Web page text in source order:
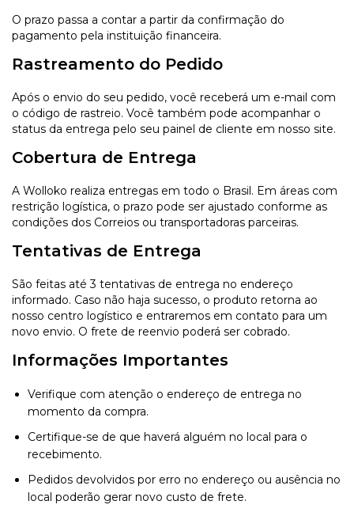
O prazo passa a contar a partir da confirmação do
pagamento pela instituição financeira.
Rastreamento do Pedido
Após o envio do seu pedido, você receberá um e-mail com
o código de rastreio. Você também pode acompanhar o
status da entrega pelo seu painel de cliente em nosso site.
Cobertura de Entrega
A Wolloko realiza entregas em todo o Brasil. Em áreas com
restrição logística, o prazo pode ser ajustado conforme as
condições dos Correios ou transportadoras parceiras.
Tentativas de Entrega
São feitas até 3 tentativas de entrega no endereço
informado. Caso não haja sucesso, o produto retorna ao
nosso centro logístico e entraremos em contato para um
novo envio. O frete de reenvio poderá ser cobrado.
Informações Importantes
Verifique com atenção o endereço de entrega no
momento da compra.
Certifique-se de que haverá alguém no local para o
recebimento.
Pedidos devolvidos por erro no endereço ou ausência no
local poderão gerar novo custo de frete.